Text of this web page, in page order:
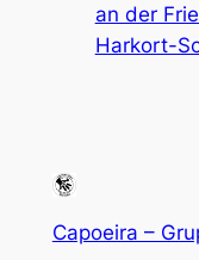
an der
Harkort-
Capoeira –